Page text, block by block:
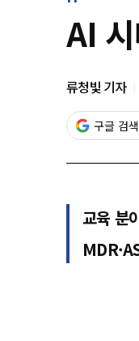
AI
류청빛 기자
구글 검
교육 분